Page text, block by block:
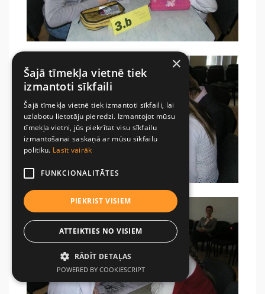
×
Šajā tīmekļa vietnē tiek
izmantoti sīkfaili
Šajā tīmekļa vietnē tiek izmantoti sīkfaili, lai
uzlabotu lietotāju pieredzi. Izmantojot mūsu
tīmekļa vietni, jūs piekrītat visu sīkfailu
izmantošanai saskaņā ar mūsu sīkfailu
politiku. Lasīt vairāk
FUNKCIONALITĀTES
PIEKRIST VISIEM
ATTEIKTIES NO VISIEM
RĀDĪT DETAĻAS
POWERED BY COOKIESCRIPT